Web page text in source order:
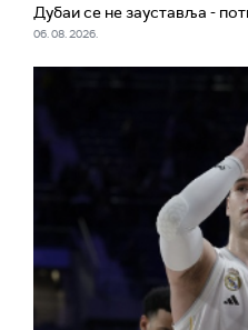
Дубаи се не зауставља -
06. 08. 2026.